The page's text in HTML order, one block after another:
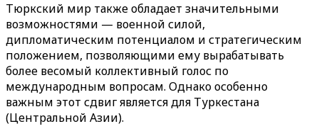
Тюркский мир также обладает значительными
возможностями — военной силой,
дипломатическим потенциалом и стратегическим
положением, позволяющими ему вырабатывать
более весомый коллективный голос по
международным вопросам. Однако особенно
важным этот сдвиг является для Туркестана
(Центральной Азии).